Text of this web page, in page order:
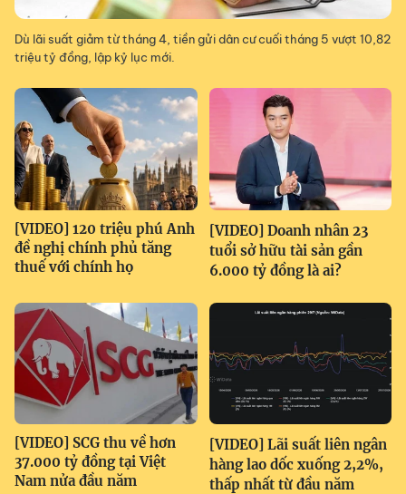
Dù lãi suất giảm từ tháng 4, tiền gửi dân cư cuối tháng 5 vượt 10,82
triệu tỷ đồng, lập kỷ lục mới.
[VIDEO] 120 triệu phú Anh
đề nghị chính phủ tăng
thuế với chính họ
[VIDEO] Doanh nhân 23
tuổi sở hữu tài sản gần
6.000 tỷ đồng là ai?
[VIDEO] SCG thu về hơn
37.000 tỷ đồng tại Việt
Nam nửa đầu năm
[VIDEO] Lãi suất liên ngân
hàng lao dốc xuống 2,2%,
thấp nhất từ đầu năm